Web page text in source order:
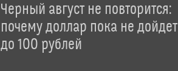
Черный август не повторится:
почему доллар пока не дойдет
до 100 рублей